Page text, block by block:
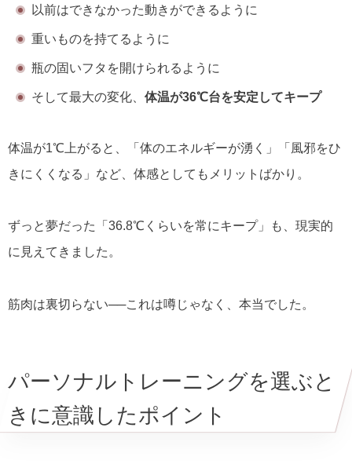
以前はできなかった動きができるように
重いものを持てるように
瓶の固いフタを開けられるように
そして最大の変化、 体温が36℃台を安定してキープ
体温が1℃上がると、「体のエネルギーが湧く」「風邪をひ
きにくくなる」など、体感としてもメリットばかり。
ずっと夢だった「36.8℃くらいを常にキープ」も、現実的
に見えてきました。
筋肉は裏切らない──これは噂じゃなく、本当でした。
パーソナルトレーニングを選ぶと
きに意識したポイント